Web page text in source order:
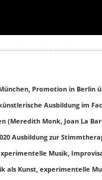
Promotion in Berlin
Ausbildung im
(Meredith Monk, Joan La
Ausbildung zur
Musik,
als Kunst, experimentelle